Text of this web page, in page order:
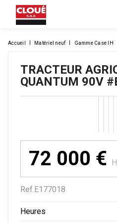
Accueil Matériel neuf Gamme Case IH
TRACTEUR
QUANTUM 90V
72 000 €
Ref. E177018
Heures